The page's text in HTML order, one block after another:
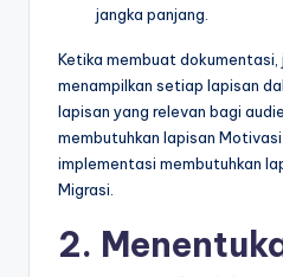
jangka panjang.
Ketika membuat dokumentasi,
menampilkan setiap lapisan
lapisan yang relevan bagi
membutuhkan lapisan
implementasi membutuhkan
Migrasi.
2.